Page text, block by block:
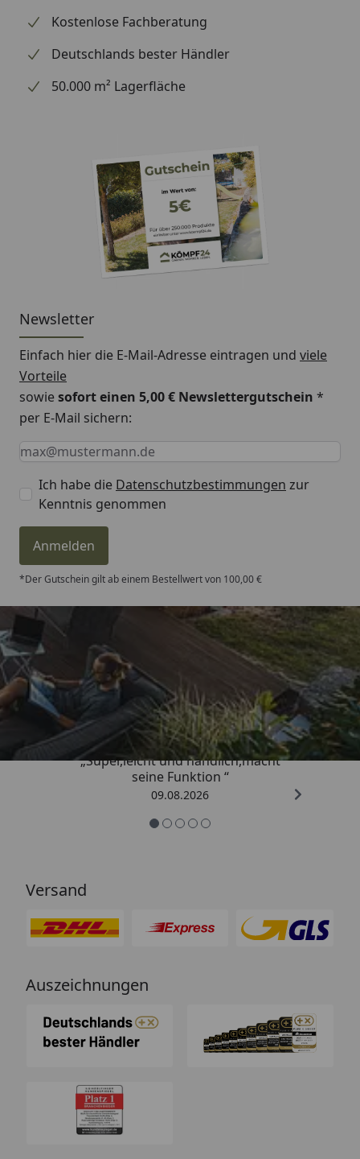
Kostenlose Fachberatung
Deutschlands bester Händler
50.000 m² Lagerfläche
Newsletter
Einfach hier die E-Mail-Adresse eintragen und viele
Vorteile
sowiesofort einen 5,00 € Newslettergutschein *
per E-Mail sichern:
Keine Eingabe erforderlich
Eingabe erforderlich
E-Mail *
Ich habe die Datenschutzbestimmungen zur
Kenntnis genommen
Anmelden
*Der Gutschein gilt ab einem Bestellwert von 100,00 €
Trusted Shops
4,81/ 5
„Super,leicht und handlich,macht
seine Funktion “
09.08.2026
Versand
Auszeichnungen